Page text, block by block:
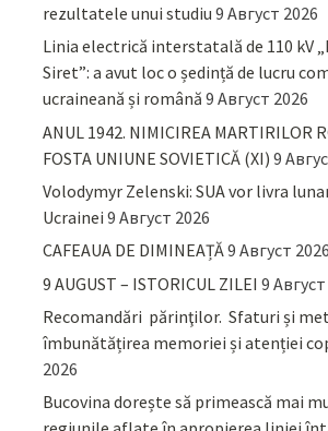
rezultatele unui studiu 9 Август 2026
Linia electrică interstatală de 110 kV
Siret”: a avut loc o ședință de lucru
ucraineană și română 9 Август 2026
ANUL 1942. NIMICIREA MARTIRILOR
FOSTA UNIUNE SOVIETICĂ (XI) 9
Volodymyr Zelenski: SUA vor livra
Ucrainei 9 Август 2026
CAFEAUA DE DIMINEAȚĂ9 Август 2026
9 AUGUST – ISTORICUL ZILEI 9
Recomandări părinţilor. Sfaturi și
îmbunătățirea memoriei și atenției
2026
Bucovina dorește să primească mai